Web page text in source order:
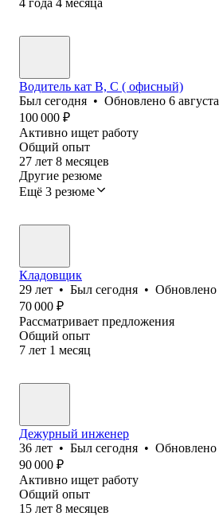
Водитель кат В, С ( офисный)
Был сегодня • Обновлено 6 августа
100 000 ₽
Активно ищет работу
Общий опыт
27 лет 8 месяцев
Другие резюме
Ещё 3 резюме
Кладовщик
29 лет • Был сегодня • Обновлено
70 000 ₽
Рассматривает предложения
Общий опыт
7 лет 1 месяц
Дежурный инженер
36 лет • Был сегодня • Обновлено
90 000 ₽
Активно ищет работу
Общий опыт
15 лет 8 месяцев